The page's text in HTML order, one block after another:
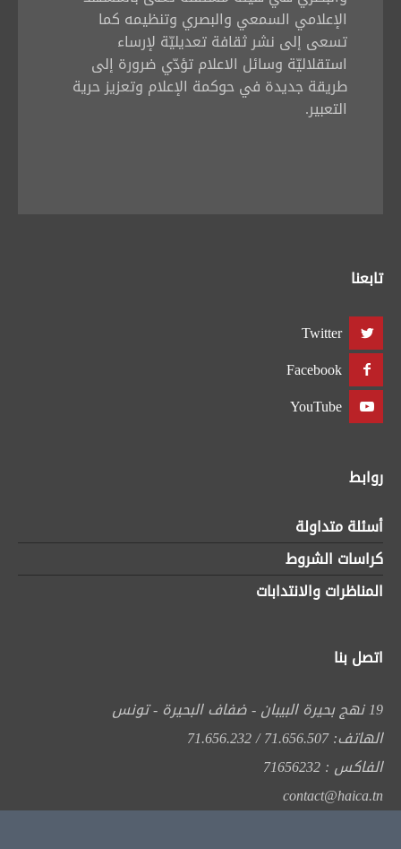
الإعلامي السمعي والبصري وتنظيمه كما
تسعى إلى نشر ثقافة تعديليّة لإرساء
استقلاليّة وسائل الاعلام تؤدّي ضرورة إلى
طريقة جديدة في حوكمة الإعلام وتعزيز حرية
التعبير.
تابعنا
Twitter
Facebook
YouTube
روابط
أسئلة متداولة
كراسات الشروط
المناظرات والانتدابات
اتصل بنا
19 نهج بحيرة البيبان - ضفاف البحيرة - تونس
الهاتف: 71.656.507 / 71.656.232
الفاكس : 71656232
contact@haica.tn